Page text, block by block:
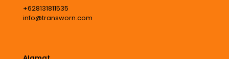
+628131811535
info@transworn.com